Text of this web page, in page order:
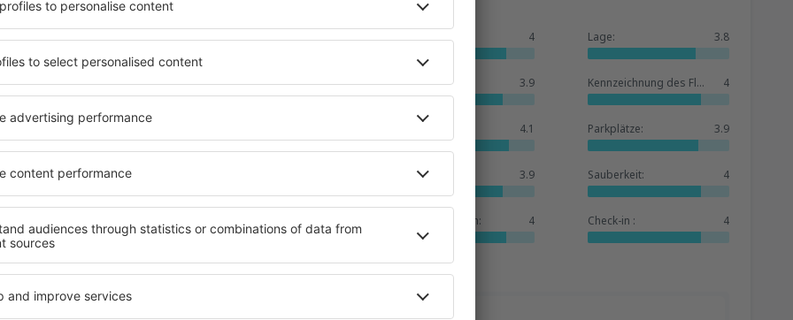
Milan Malpensa
auf der Grundlage von
der
Nutzer
Allgemein: 4 Lage: 3.8
Warteraum: 3.9 Kennzeichnung des Flughafens: 4
4.1 Parkplätze: 3.9
Hotelbasis: 3.9 Sauberkeit: 4
Dienstleistungen: 4 Check-in : 4
4